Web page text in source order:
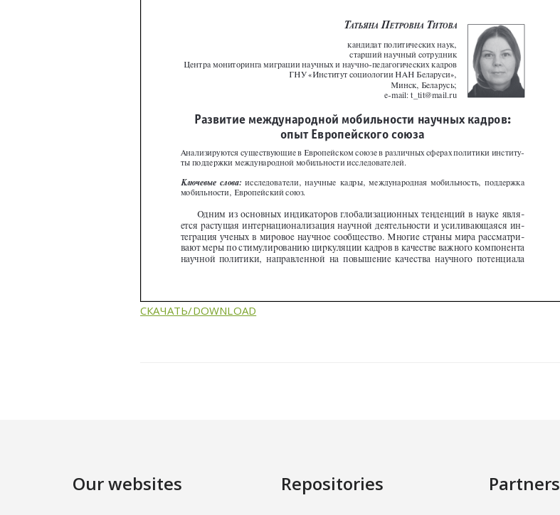
СКАЧАТЬ/DOWNLOAD
Our websites Repositories Partners